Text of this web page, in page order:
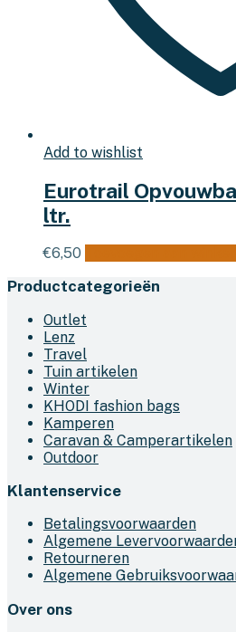
Add to wishlist
Eurotrail
ltr.
€6,50
Productcategorieën
Outlet
Lenz
Travel
Tuin artikelen
Winter
KHODI fashion bags
Kamperen
Caravan & Camperartikelen
Outdoor
Klantenservice
Betalingsvoorwaarden
Algemene
Retourneren
Algemene
Over ons